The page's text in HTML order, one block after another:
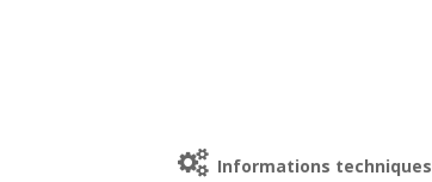
Informations techniques